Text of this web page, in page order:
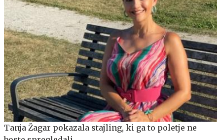
Tanja Žagar pokazala stajling, ki ga to poletje ne